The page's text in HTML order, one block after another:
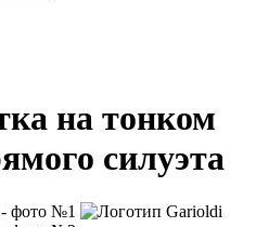
на тонком
силуэта